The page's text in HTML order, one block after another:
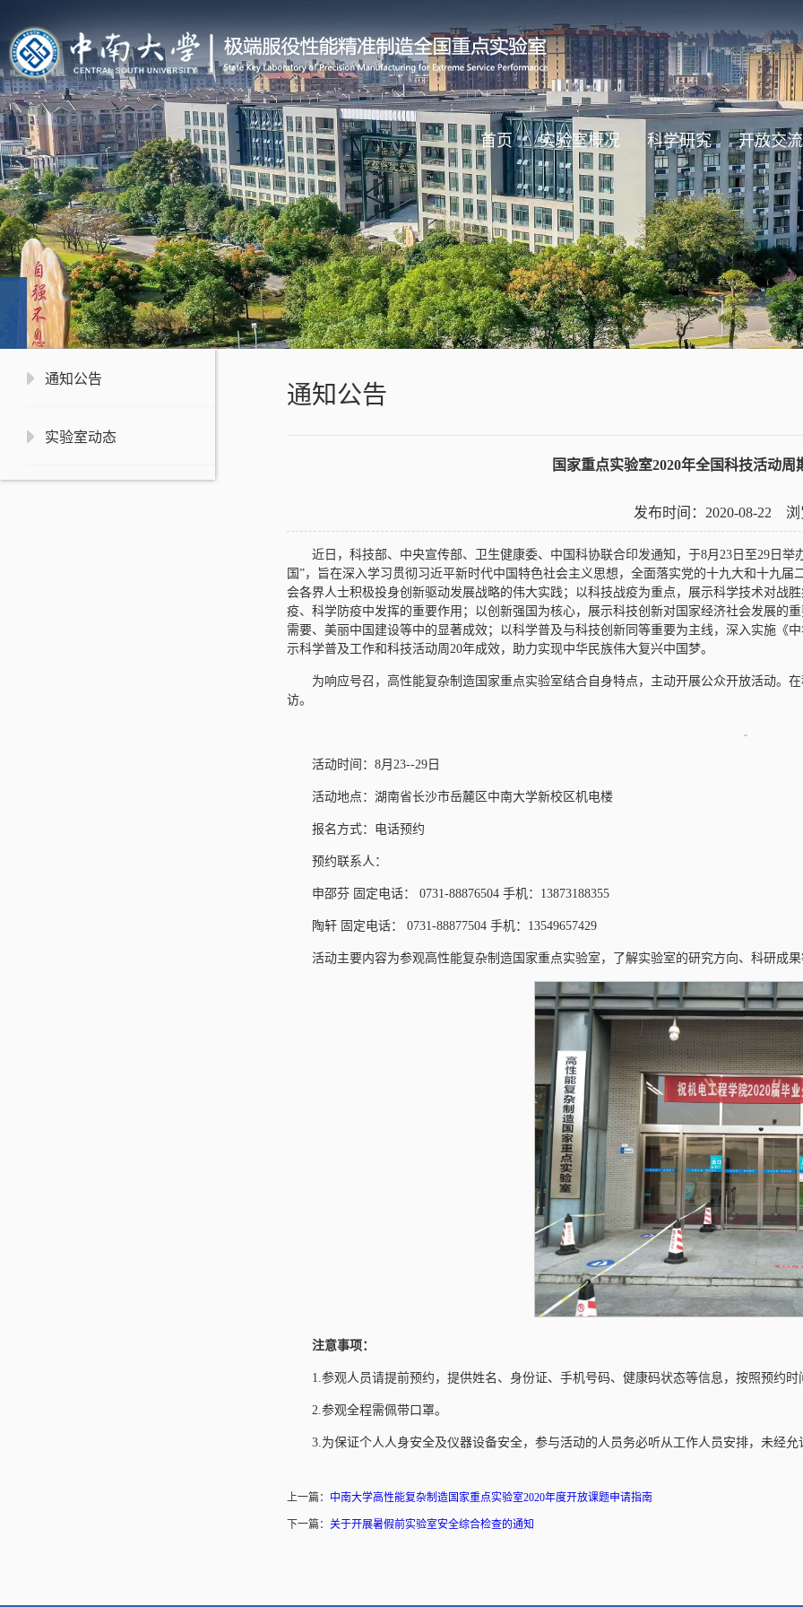
首页 实验室概况 科学研究 开放交流
通知公告
实验室动态
通知公告
国家重点实验室2020年全国科技活动
发布时间：2020-08-22
近日，科技部、中央宣传部、卫生健康委、中国科协联合印发通知，于8月23日至29日
国”，旨在深入学习贯彻习近平新时代中国特色社会主义思想，全面落实党的十九大和十九
会各界人士积极投身创新驱动发展战略的伟大实践；以科技战疫为重点，展示科学技术对战
疫、科学防疫中发挥的重要作用；以创新强国为核心，展示科技创新对国家经济社会发展的
需要、美丽中国建设等中的显著成效；以科学普及与科技创新同等重要为主线，深入实施《
示科学普及工作和科技活动周20年成效，助力实现中华民族伟大复兴中国梦。
为响应号召，高性能复杂制造国家重点实验室结合自身特点，主动开展公众开放活动。
访。
活动时间：8月23--29日
活动地点：湖南省长沙市岳麓区中南大学新校区机电楼
报名方式：电话预约
预约联系人：
申邵芬 固定电话： 0731-88876504 手机：13873188355
陶轩 固定电话： 0731-88877504 手机：13549657429
活动主要内容为参观高性能复杂制造国家重点实验室，了解实验室的研究方向、科研成
注意事项：
1.参观人员请提前预约，提供姓名、身份证、手机号码、健康码状态等信息，按照预约
2.参观全程需佩带口罩。
3.为保证个人人身安全及仪器设备安全，参与活动的人员务必听从工作人员安排，未经
上一篇： 中南大学高性能复杂制造国家重点实验室2020年度开放课题申请指南
下一篇： 关于开展暑假前实验室安全综合检查的通知